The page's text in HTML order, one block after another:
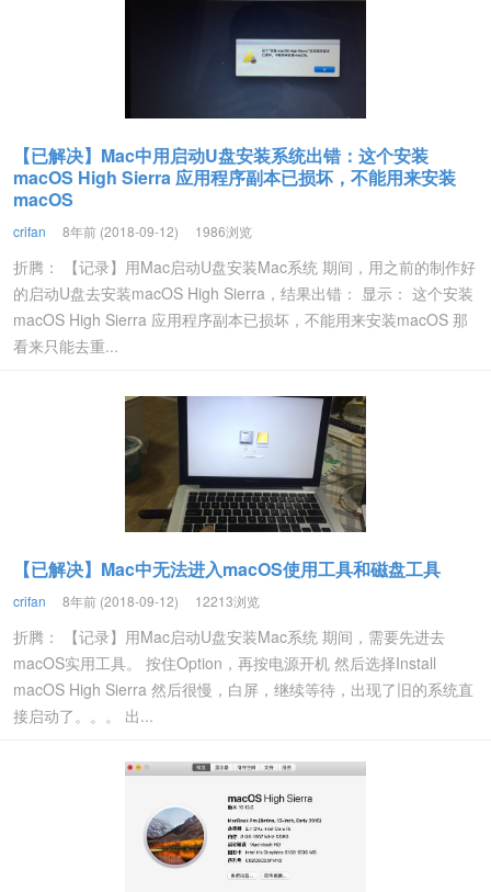
【已解决】Mac中用启动U盘安装系统出错：这个安装
macOS High Sierra 应用程序副本已损坏，不能用来安装
macOS
crifan 8年前 (2018-09-12) 1986浏览
折腾： 【记录】用Mac启动U盘安装Mac系统 期间，用之前的制作好
的启动U盘去安装macOS High Sierra，结果出错： 显示： 这个安装
macOS High Sierra 应用程序副本已损坏，不能用来安装macOS 那
看来只能去重...
【已解决】Mac中无法进入macOS使用工具和磁盘工具
crifan 8年前 (2018-09-12) 12213浏览
折腾： 【记录】用Mac启动U盘安装Mac系统 期间，需要先进去
macOS实用工具。 按住Option，再按电源开机 然后选择Install
macOS High Sierra 然后很慢，白屏，继续等待，出现了旧的系统直
接启动了。。。 出...